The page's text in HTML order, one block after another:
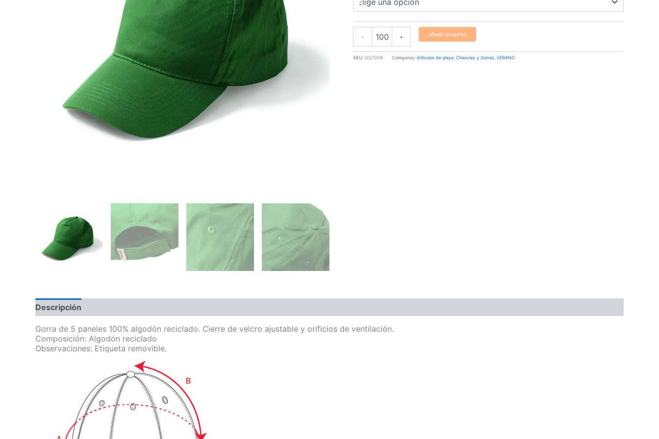
- + Añadir al carrito
SKU: GO7009 Categorías: Artículos de playa, Chanclas y Gorras, VERANO
Descripción
Gorra de 5 paneles 100% algodón reciclado. Cierre de velcro ajustable y orificios de ventilación.
Composición: Algodón reciclado
Observaciones: Etiqueta removible.